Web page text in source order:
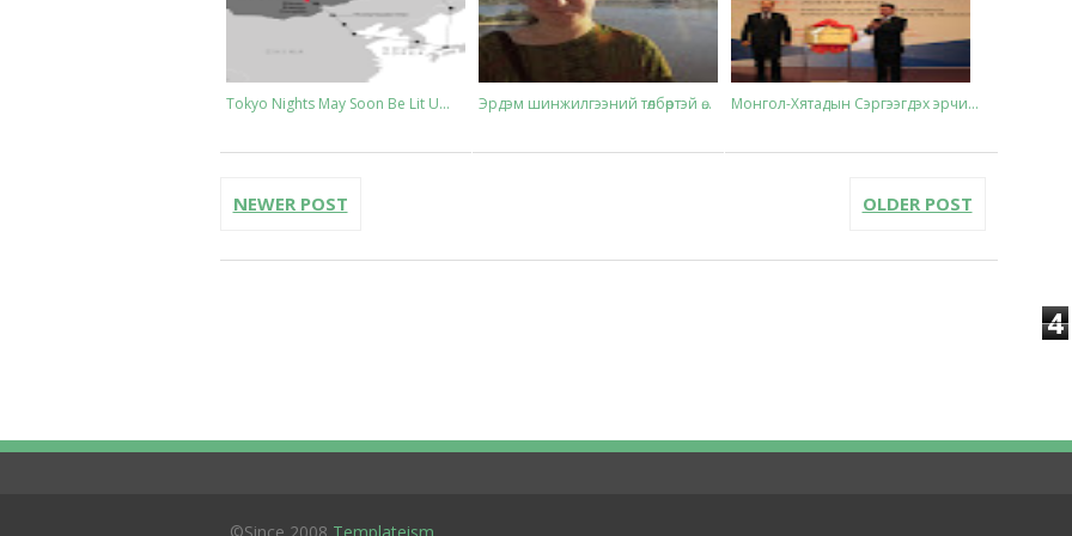
Tokyo Nights May Soon Be Lit U... Эрдэм шинжилгээний төлбөртэй ө... Монгол-Хятадын Сэргээгдэх эрчи...
NEWER POST OLDER POST
4